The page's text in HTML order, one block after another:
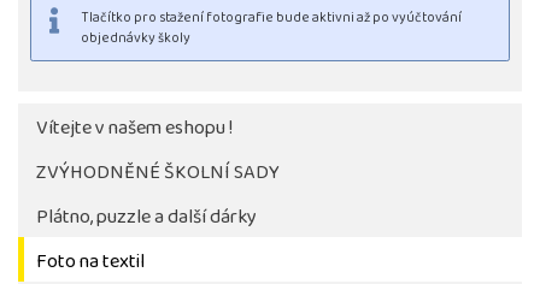
Vítejte v našem eshopu !
ZVÝHODNĚNÉ ŠKOLNÍ SADY
Plátno, puzzle a další dárky
Foto na textil